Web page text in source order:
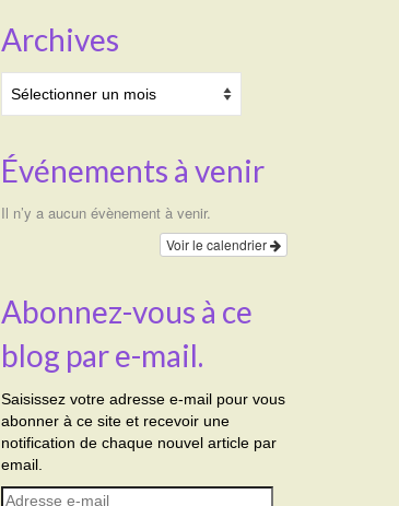
Archives
Événements à venir
Il n’y a aucun évènement à venir.
Voir le calendrier
Abonnez-vous à ce
blog par e-mail.
Saisissez votre adresse e-mail pour vous
abonner à ce site et recevoir une
notification de chaque nouvel article par
email.
Adresse